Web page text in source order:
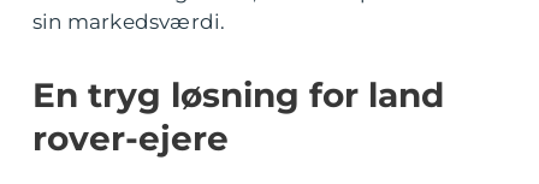
sin markedsværdi.
En tryg løsning for land
rover-ejere